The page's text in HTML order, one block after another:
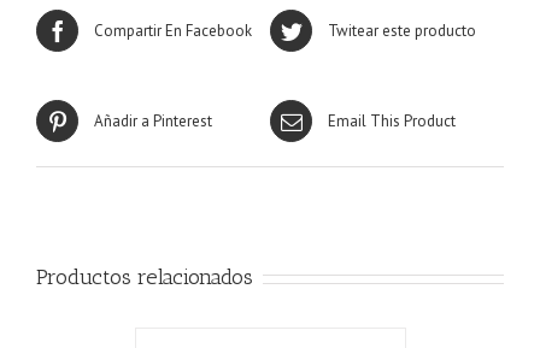
Compartir En Facebook Twitear este producto
Añadir a Pinterest Email This Product
Productos relacionados